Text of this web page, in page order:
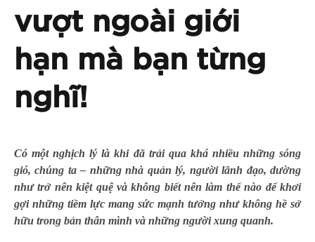
vượt ngoài giới
hạn mà bạn từng
nghĩ!
Có một nghịch lý là khi đã trải qua khá nhiều những sóng
gió, chúng ta – những nhà quản lý, người lãnh đạo, dường
như trở nên kiệt quệ và không biết nên làm thế nào để khơi
gợi những tiềm lực mang sức mạnh tưởng như không hề sở
hữu trong bản thân mình và những người xung quanh.